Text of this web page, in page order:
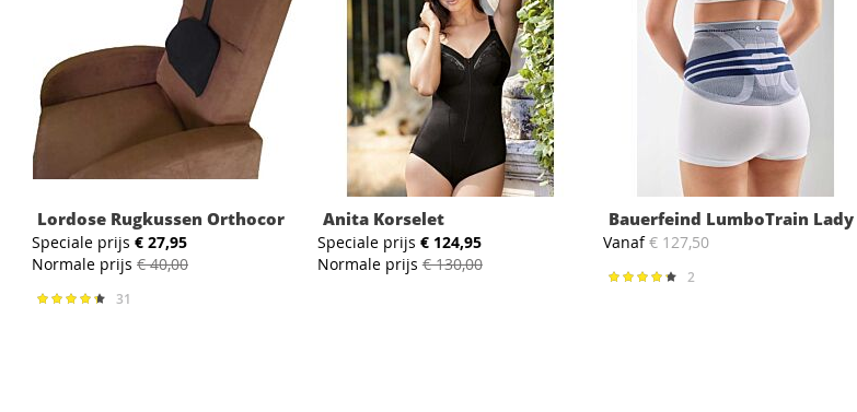
Lordose Rugkussen Orthocor
Speciale prijs € 27,95
Normale prijs € 40,00
Waardering:
31
Anita Korselet
Speciale prijs € 124,95
Normale prijs € 130,00
Bauerfeind LumboTrain Lady
Vanaf € 127,50
Waardering:
2